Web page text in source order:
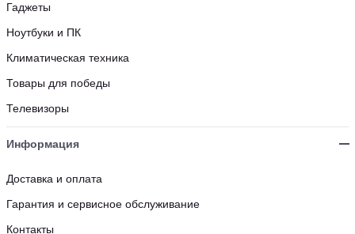
Гаджеты
Ноутбуки и ПК
Климатическая техника
Товары для победы
Телевизоры
Информация
Доставка и оплата
Гарантия и сервисное обслуживание
Контакты